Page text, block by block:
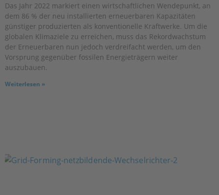
Das Jahr 2022 markiert einen wirtschaftlichen Wendepunkt, an
dem 86 % der neu installierten erneuerbaren Kapazitäten
günstiger produzierten als konventionelle Kraftwerke. Um die
globalen Klimaziele zu erreichen, muss das Rekordwachstum
der Erneuerbaren nun jedoch verdreifacht werden, um den
Vorsprung gegenüber fossilen Energieträgern weiter
auszubauen.
Weiterlesen »